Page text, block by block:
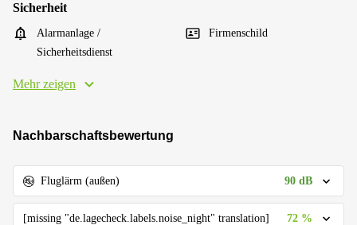
Sicherheit
Alarmanlage /
Sicherheitsdienst
Firmenschild
Mehr zeigen
Nachbarschaftsbewertung
Fluglärm (außen) 90 dB
[missing "de.lagecheck.labels.noise_night" translation] 72 %